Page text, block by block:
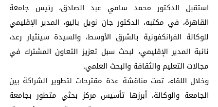
استقبل الدكتور محمد سامي عبد الصادق، رئيس جامعة
القاهرة، في مكتبه، الدكتور جان نويل باليو، المدير الإقليمي
للوكالة الفرانكفونية بالشرق الأوسط، والسيدة سينثيار رعد،
نائبة المدير الإقليمي، لبحث سبل تعزيز التعاون المشترك في
مجالات التعليم والثقافة والبحث العلمي.
وخلال اللقاء، تمت مناقشة عدة مقترحات لتطوير الشراكة بين
الجامعة والوكالة، أبرزها تأسيس مركز بحثي متطور بجامعة